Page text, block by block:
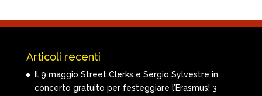
Articoli recenti
Il 9 maggio Street Clerks e Sergio Sylvestre in
concerto gratuito per festeggiare l’Erasmus! 3